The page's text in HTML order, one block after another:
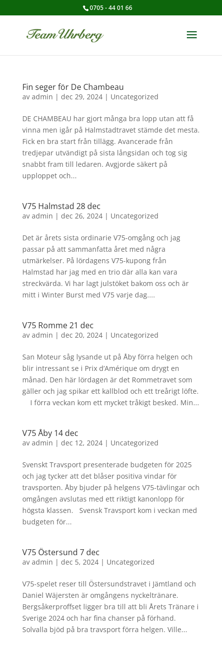
0705 - 44 01 66
Fin seger för De Chambeau
av admin | dec 29, 2024| Uncategorized
DE CHAMBEAU har gjort många bra lopp utan att få
vinna men igår på Halmstadtravet stämde det mesta.
Fick en bra start från tillägg. Avancerade från
tredjepar utvändigt på sista långsidan och tog sig
snabbt fram till ledaren. Avgjorde säkert på
upploppet och...
V75 Halmstad 28 dec
av admin | dec 26, 2024| Uncategorized
Det är årets sista ordinarie V75-omgång och jag
passar på att sammanfatta året med några
utmärkelser. På lördagens V75-kupong från
Halmstad har jag med en trio där alla kan vara
streckvärda. Vi har lagt julstöket bakom oss och är
mitt i Winter Burst med V75 varje dag....
V75 Romme 21 dec
av admin | dec 20, 2024| Uncategorized
San Moteur såg lysande ut på Åby förra helgen och
blir intressant se i Prix d’Amérique om drygt en
månad. Den här lördagen är det Rommetravet som
gäller och jag spikar ett kallblod och ett treårigt löfte.
I förra veckan kom ett mycket tråkigt besked. Min...
V75 Åby 14 dec
av admin | dec 12, 2024| Uncategorized
Svenskt Travsport presenterade budgeten för 2025
och jag tycker att det blåser positiva vindar för
travsporten. Åby bjuder på helgens V75-tävlingar och
omgången avslutas med ett riktigt kanonlopp för
högsta klassen. Svensk Travsport kom i veckan med
budgeten för...
V75 Östersund 7 dec
av admin | dec 5, 2024| Uncategorized
V75-spelet reser till Östersundstravet i Jämtland och
Daniel Wäjersten är omgångens nyckeltränare.
Bergsåkerproffset ligger bra till att bli Årets Tränare i
Sverige 2024 och har fina chanser på förhand.
Solvalla bjöd på bra travsport förra helgen. Ville...